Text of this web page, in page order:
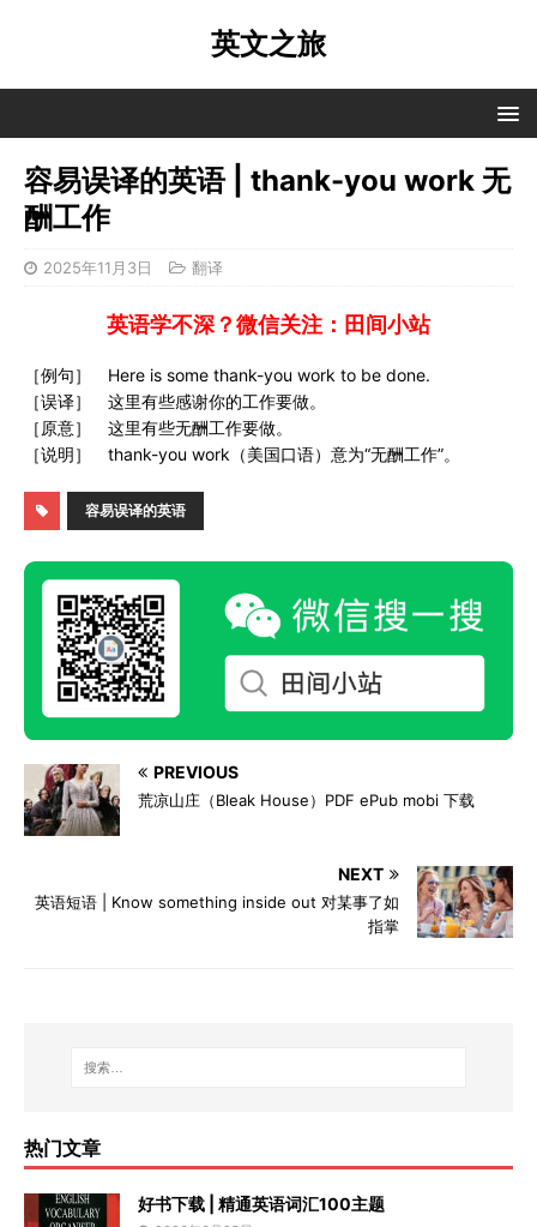
英文之旅
容易误译的英语 | thank-you work 无
酬工作
2025年11月3日 翻译
英语学不深？微信关注：田间小站
［例句］ Here is some thank-you work to be done.
［误译］ 这里有些感谢你的工作要做。
［原意］ 这里有些无酬工作要做。
［说明］ thank-you work（美国口语）意为“无酬工作”。
容易误译的英语
PREVIOUS
荒凉山庄（Bleak House）PDF ePub mobi 下载
NEXT
英语短语 | Know something inside out 对某事了如
指掌
热门文章
好书下载 | 精通英语词汇100主题